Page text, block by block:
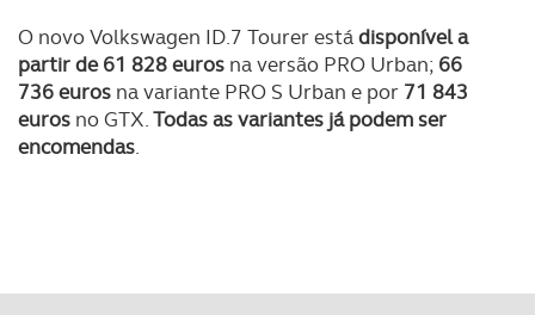
O novo Volkswagen ID.7 Tourer estádisponível a
partir de 61 828 euros na versão PRO Urban; 66
736 euros na variante PRO S Urban e por 71 843
euros no GTX.Todas as variantes já podem ser
encomendas.